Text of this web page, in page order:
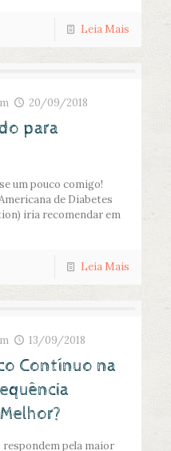
Leia Mais
20/09/2018
para
um pouco comigo!
de Diabetes
iria recomendar em
Leia Mais
13/09/2018
Contínuo na
respondem pela maior